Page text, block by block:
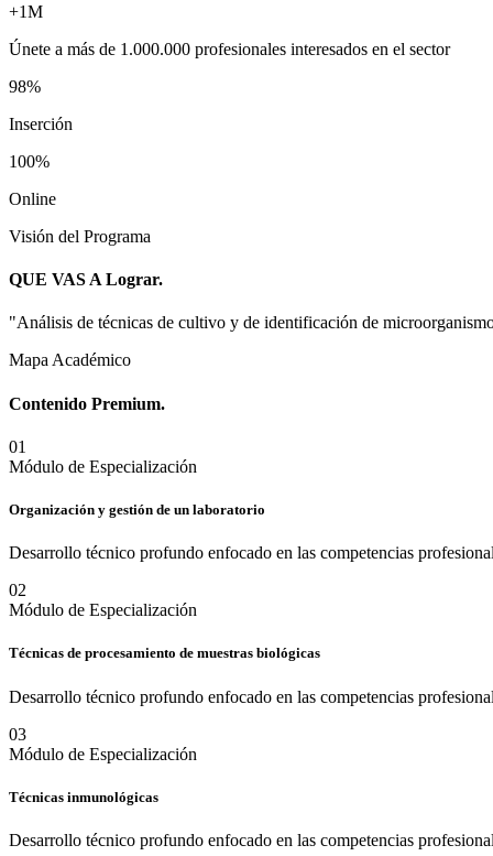
+1M
Únete a más de 1.000.000 profesionales interesados en el sector
98%
Inserción
100%
Online
Visión del Programa
QUE VAS A Lograr.
"Análisis de técnicas de cultivo y de identificación de
Mapa Académico
Contenido Premium.
01
Módulo de Especialización
Organización y gestión de un laboratorio
Desarrollo técnico profundo enfocado en las competencias
02
Módulo de Especialización
Técnicas de procesamiento de muestras biológicas
Desarrollo técnico profundo enfocado en las competencias
03
Módulo de Especialización
Técnicas inmunológicas
Desarrollo técnico profundo enfocado en las competencias